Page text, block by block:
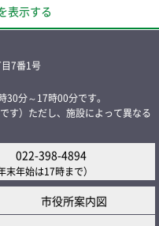
表示する
7番1号
分～17時00分です。
す）ただし、施設によって異なる
022-398-4894
末年始は17時まで）
市役所案内図